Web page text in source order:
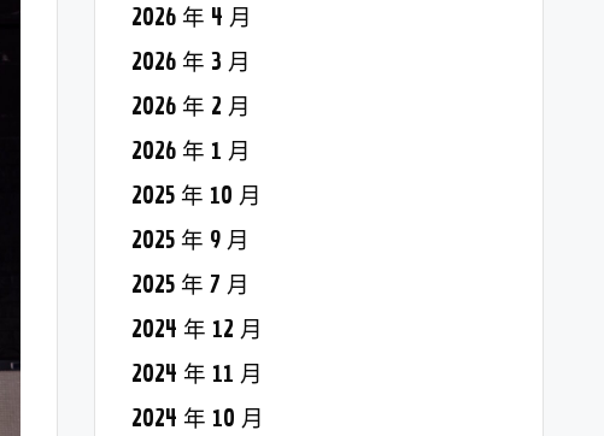
2026 年 4 月
2026 年 3 月
2026 年 2 月
2026 年 1 月
2025 年 10 月
2025 年 9 月
2025 年 7 月
2024 年 12 月
2024 年 11 月
2024 年 10 月